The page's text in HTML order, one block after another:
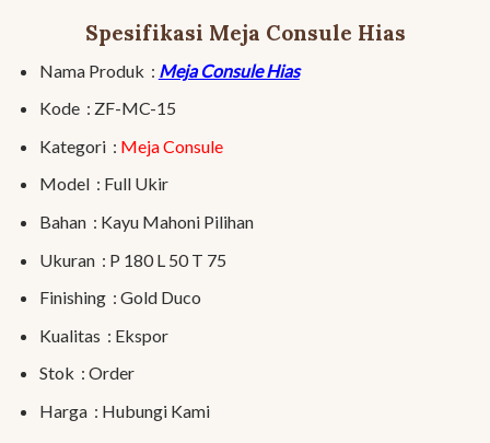
Spesifikasi Meja Consule Hias
Nama Produk : Meja Consule Hias
Kode : ZF-MC-15
Kategori : Meja Consule
Model : Full Ukir
Bahan : Kayu Mahoni Pilihan
Ukuran : P 180 L 50 T 75
Finishing : Gold Duco
Kualitas : Ekspor
Stok : Order
Harga : Hubungi Kami